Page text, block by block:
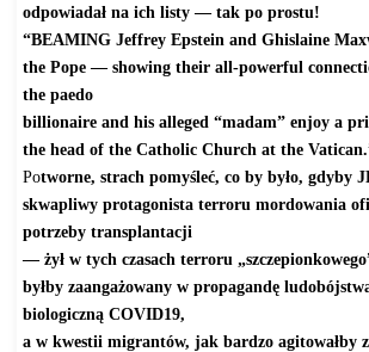
odpowiadał na ich listy — tak po prostu!
“BEAMING Jeffrey Epstein and Ghislaine
the Pope — showing their all-powerful
the paedo
billionaire and his alleged “madam” enjoy a
the head of the Catholic Church at the
Potworne, strach pomyśleć, co by było, gdyby
skwapliwy protagonista terroru mordowania
potrzeby transplantacji
— żył w tych czasach terroru
byłby zaangażowany w propagandę
biologiczną COVID19,
a w kwestii migrantów, jak bardzo agitowałby